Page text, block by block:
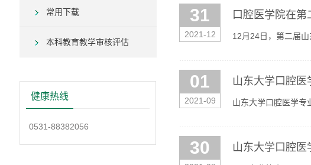
常用下载
本科教育教学审核评估
健康热线
0531-88382056
31
2021-12
口腔医学院在
12月24日，第二届
01
2021-09
山东大学口腔医
山东大学口腔医学
30 山东大学口腔